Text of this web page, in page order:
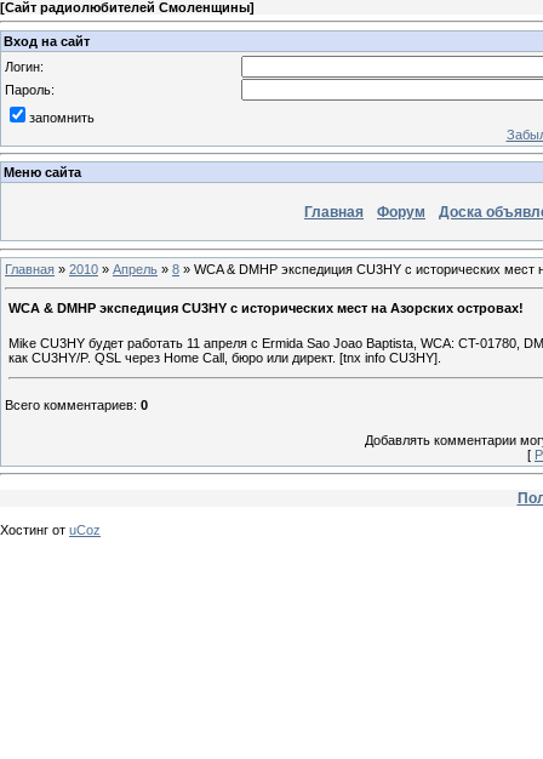
[Сайт радиолюбителей Смоленщины]
Вход на сайт
Логин:
Пароль:
запомнить
Меню сайта
Главная Форум Доска
Главная » 2010 » Апрель » 8 » WCA & DMHP экспедиция CU3HY с исторических мест
WCA & DMHP экспедиция CU3HY с исторических мест на Азорских островах!
Mike CU3HY будет работать 11 апреля с Ermida Sao Joao Baptista, WCA: CT-01780,
как CU3HY/P. QSL через Home Call, бюро или директ. [tnx info CU3HY].
Всего комментариев: 0
Добавлять комментарии
[
Хостинг от uCoz